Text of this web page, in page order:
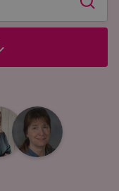
Sök
|
Yvette
Andersson